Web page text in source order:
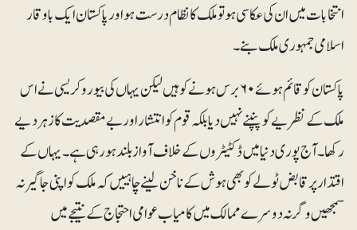
انتخابات میں ان کی عکاسی ہو تو ملک کا نظام درست ہو اور پاکستان ایک باوقار
اسلامی جمہوری ملک بنے۔
پاکستان کو قائم ہوئے ۶۰برس ہونے کو ہیں لیکن یہاں کی بیوروکریسی نے اس
ملک کے نظریے کو پنپنے نہیں دیا بلکہ قوم کو انتشار اور بے مقصدیت کا زہر دیے
رکھا۔ آج پوری دنیا میں ڈکٹیٹروں کے خلاف آواز بلند ہورہی ہے۔ یہاں کے
اقتدار پرقابض ٹولے کو بھی ہوش کے ناخن لینے چاہییں کہ ملک کواپنی جاگیر نہ
سمجھیں وگرنہ دوسرے ممالک میں کامیاب عوامی احتجاج کے نتیجے میں